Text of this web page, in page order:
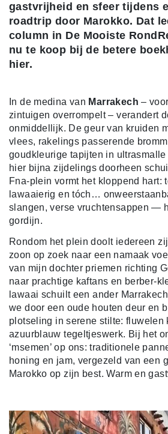
gastvrijheid en sfeer tijdens
roadtrip door Marokko. Dat
column in De Mooiste
nu te koop bij de betere
hier.
In de medina van Marrakech –
zintuigen overrompelt – verandert
onmiddellijk. De geur van kruiden
vlees, rakelings passerende
goudkleurige tapijten in
hier bijna zijdelings doorheen
Fna-plein vormt het kloppend hart:
lawaaierig en tóch…
slangen, verse vruchtensappen —
gordijn.
Rondom het plein doolt iedereen
zoon op zoek naar een namaak
van mijn dochter priemen richting
naar prachtige kaftans en berber-
lawaai schuilt een ander
we door een oude houten deur en
plotseling in serene stilte: fluwelen
azuurblauw tegeltjeswerk. Bij het
‘msemen’ op ons: traditionele
honing en jam, vergezeld van een
Marokko op zijn best. Warm en